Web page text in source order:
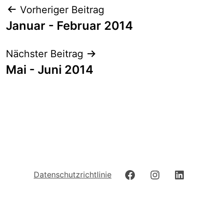
Beitrags-
Navigation
Vorheriger Beitrag
Januar - Februar 2014
Nächster Beitrag
Mai - Juni 2014
Datenschutzrichtlinie FacebookInstagram